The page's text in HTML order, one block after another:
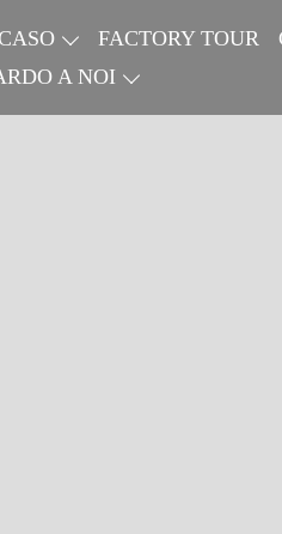
FACTORY TOUR
A NOI